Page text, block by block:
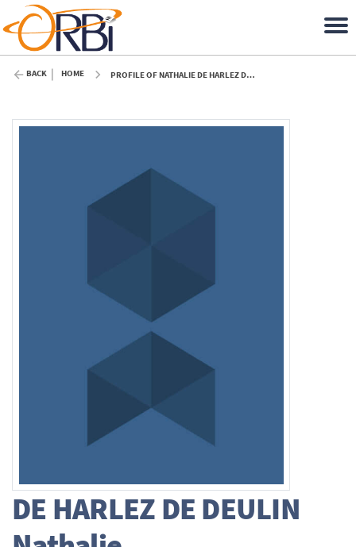
BACK HOME PROFILE OF NATHALIE DE HARLEZ DE DEULIN (ULIÈGE)
DE HARLEZ DE DEULIN